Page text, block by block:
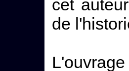
cet
de